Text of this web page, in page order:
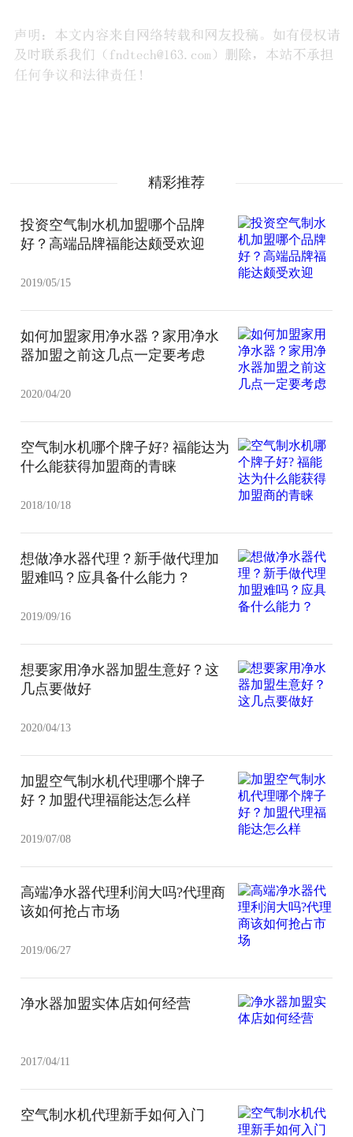
精彩推荐
投资空气制水机加盟哪个品牌
好？高端品牌福能达颇受欢迎
2019/05/15
如何加盟家用净水器？家用净水
器加盟之前这几点一定要考虑
2020/04/20
空气制水机哪个牌子好? 福能达为
什么能获得加盟商的青睐
2018/10/18
想做净水器代理？新手做代理加
盟难吗？应具备什么能力？
2019/09/16
想要家用净水器加盟生意好？这
几点要做好
2020/04/13
加盟空气制水机代理哪个牌子
好？加盟代理福能达怎么样
2019/07/08
高端净水器代理利润大吗?代理商
该如何抢占市场
2019/06/27
净水器加盟实体店如何经营
2017/04/11
空气制水机代理新手如何入门